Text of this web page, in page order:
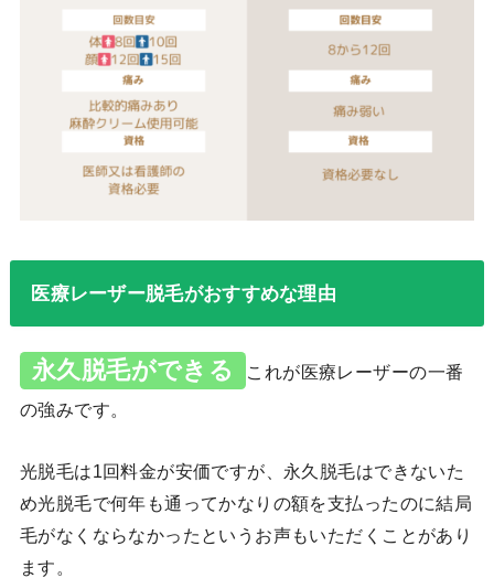
医療レーザー脱毛がおすすめな理由
永久脱毛ができる
これが医療レーザーの一番
の強みです。
光脱毛は1回料金が安価ですが、永久脱毛はできないた
め光脱毛で何年も通ってかなりの額を支払ったのに結局
毛がなくならなかったというお声もいただくことがあり
ます。